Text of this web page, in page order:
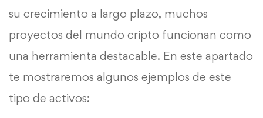
su crecimiento a largo plazo, muchos
proyectos del mundo cripto funcionan como
una herramienta destacable. En este apartado
te mostraremos algunos ejemplos de este
tipo de activos: